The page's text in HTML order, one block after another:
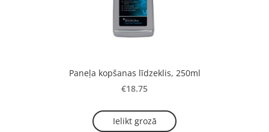
Paneļa kopšanas līdzeklis, 250ml
€18.75
Ielikt grozā